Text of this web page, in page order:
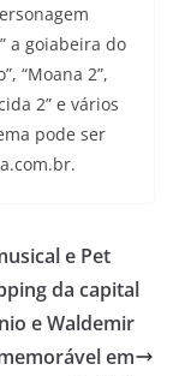
a goiabeira do
“Moana 2”,
2” e vários
pode ser
e Pet
da capital
e Waldemir
em